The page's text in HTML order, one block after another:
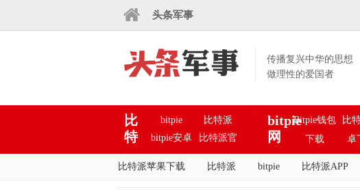
头条军事
传播复兴中华的思想
做理性的爱国者
比
特
派
下
bitpie
比特派
bitpie安卓
下载
比特派官
网下载
bitpie
网
站
Bitpie钱包
下载
比
卓
bitpie官网
比特派钱
比特派苹果下载 比特派 bitpie 比特派APP